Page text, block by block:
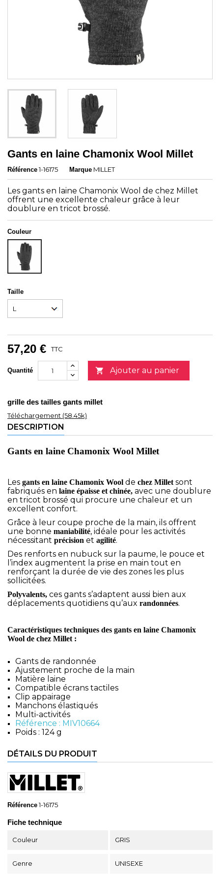
Gants en laine Chamonix Wool Millet
Référence 1-16175 Marque MILLET
Les gants en laine Chamonix Wool de chez Millet
offrent une excellente chaleur grâce à leur
doublure en tricot brossé.
Couleur
NOIR
Taille
57,20 € TTC
Quantité  Ajouter au panier
grille des tailles gants millet
Téléchargement (58.45k)
DESCRIPTION
Gants en laine Chamonix Wool Millet
Les gants en laine Chamonix Wool de chez Milletsont
fabriqués en laine épaisse et chinée, avec une doublure
en tricot brossé qui procure une chaleur et un
excellent confort.
Grâce à leur coupe proche de la main, ils offrent
une bonne maniabilité, idéale pour les activités
nécessitant précision et agilité.
Des renforts en nubuck sur la paume, le pouce et
l’index augmentent la prise en main tout en
renforçant la durée de vie des zones les plus
sollicitées.
Polyvalents, ces gants s’adaptent aussi bien aux
déplacements quotidiens qu’aux randonnées.
Caractéristiques techniques des gants en laine Chamonix
Wool de chez Millet :
Gants de randonnée
Ajustement proche de la main
Matière laine
Compatible écrans tactiles
Clip appairage
Manchons élastiqués
Multi-activités
Référence : MIV10664
Poids : 124 g
DÉTAILS DU PRODUIT
Référence 1-16175
Fiche technique
Couleur GRIS
Genre UNISEXE